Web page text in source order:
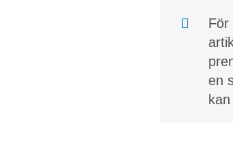
För
en